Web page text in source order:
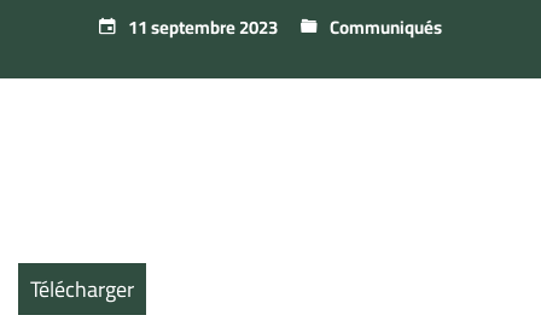
11 septembre 2023 Communiqués
Télécharger